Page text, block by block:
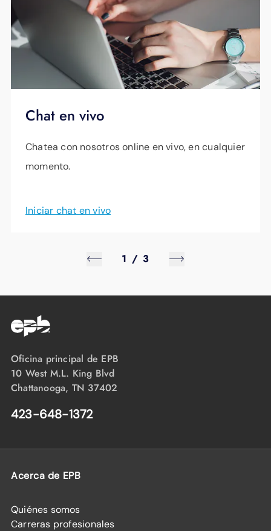
Chat en vivo
Chatea con nosotros online en vivo, en cualquier
momento.
Iniciar chat en vivo
1 / 3
Oficina principal de EPB
10 West M.L. King Blvd
Chattanooga, TN 37402
423-648-1372
Acerca de EPB
Quiénes somos
Carreras profesionales